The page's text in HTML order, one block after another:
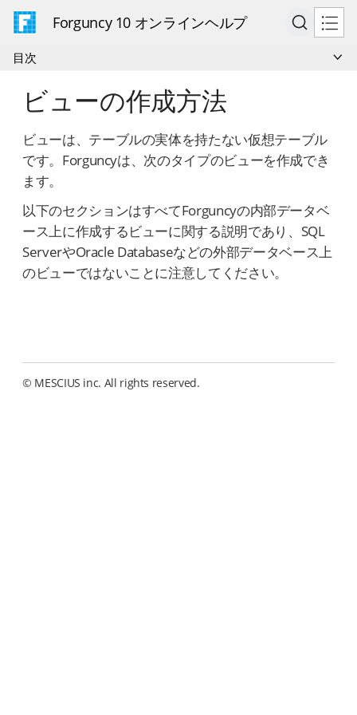
Forguncy 10 オンラインヘルプ
目次
ビューの作成方法
ビューは、テーブルの実体を持たない仮想テーブル
です。Forguncyは、次のタイプのビューを作成でき
ます。
以下のセクションはすべてForguncyの内部データベ
ース上に作成するビューに関する説明であり、SQL
ServerやOracle Databaseなどの外部データベース上
のビューではないことに注意してください。
© MESCIUS inc. All rights reserved.